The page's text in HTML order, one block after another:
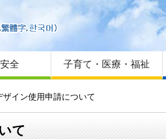
はじめての方へ
Foreign language
サイトマップ
全 子育て・医療・福祉
イン使用申請について
て